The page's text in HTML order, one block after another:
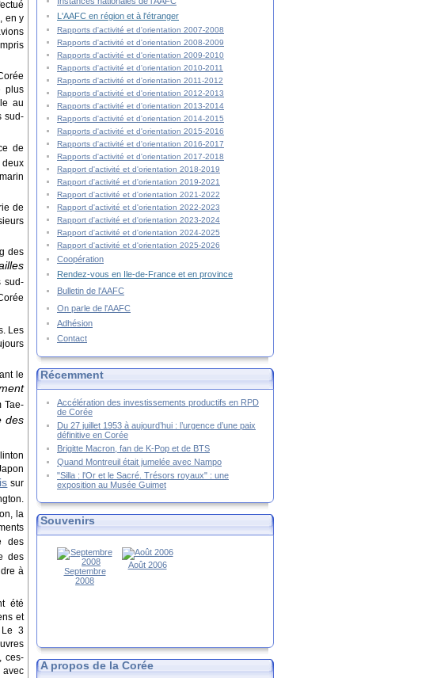
en y
plus
au
sud-
de
de
des
sud-
Les
le
Tae-
des
sur
la
des
des
à
été
et
Le 3
ces-
avec
L'AAFC en région et à l'étranger
Rapports d'activité et d'orientation 2007-2008
Rapports d'activité et d'orientation 2008-2009
Rapports d'activité et d'orientation 2009-2010
Rapports d'activité et d'orientation 2010-2011
Rapports d'activité et d'orientation 2011-2012
Rapports d'activité et d'orientation 2012-2013
Rapports d'activité et d'orientation 2013-2014
Rapports d'activité et d'orientation 2014-2015
Rapports d'activité et d'orientation 2015-2016
Rapports d'activité et d'orientation 2016-2017
Rapports d'activité et d'orientation 2017-2018
Rapport d'activité et d'orientation 2018-2019
Rapport d'activité et d'orientation 2019-2021
Rapport d'activité et d'orientation 2021-2022
Rapport d'activité et d'orientation 2022-2023
Rapport d'activité et d'orientation 2023-2024
Rapport d'activité et d'orientation 2024-2025
Rapport d'activité et d'orientation 2025-2026
Coopération
Rendez-vous en Ile-de-France et en province
Bulletin de l'AAFC
On parle de l'AAFC
Adhésion
Contact
Récemment
Accélération des investissements productifs en RPD
de Corée
Du 27 juillet 1953 à aujourd’hui : l’urgence d’une paix
définitive en Corée
Brigitte Macron, fan de K-Pop et de BTS
Quand Montreuil était jumelée avec Nampo
"Silla : l'Or et le Sacré. Trésors royaux" : une
exposition au Musée Guimet
Souvenirs
Septembre
2008
Août 2006
A propos de la Corée